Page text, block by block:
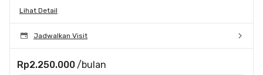
Lihat Detail
Jadwalkan Visit
Rp2.250.000 /bulan